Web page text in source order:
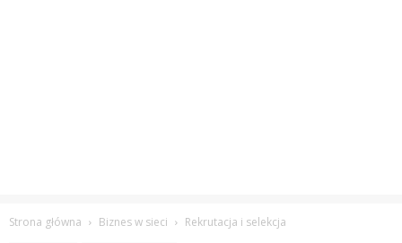
Strona główna Biznes w sieci Rekrutacja i selekcja